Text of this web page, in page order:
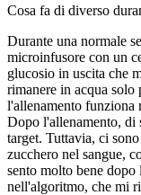
Cosa fa di diverso
Durante una normale
microinfusore con un
glucosio in uscita che
rimanere in acqua solo
l'allenamento funziona
Dopo l'allenamento, di
target. Tuttavia, ci
zucchero nel sangue,
sento molto bene
nell'algoritmo, che mi